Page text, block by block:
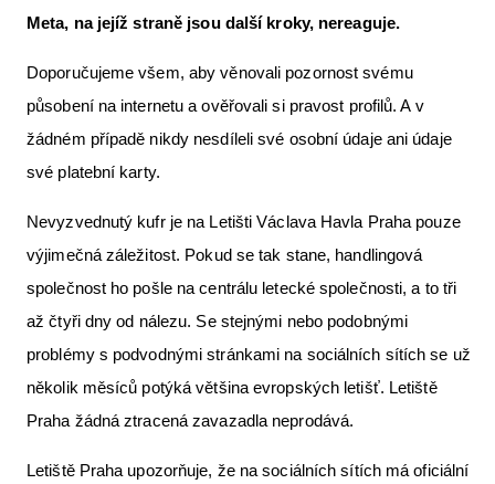
Meta, na jejíž straně jsou další kroky, nereaguje.
Doporučujeme všem, aby věnovali pozornost svému
působení na internetu a ověřovali si pravost profilů. A v
žádném případě nikdy nesdíleli své osobní údaje ani údaje
své platební karty.
Nevyzvednutý kufr je na Letišti Václava Havla Praha pouze
výjimečná záležitost. Pokud se tak stane, handlingová
společnost ho pošle na centrálu letecké společnosti, a to tři
až čtyři dny od nálezu. Se stejnými nebo podobnými
problémy s podvodnými stránkami na sociálních sítích se už
několik měsíců potýká většina evropských letišť. Letiště
Praha žádná ztracená zavazadla neprodává.
Letiště Praha upozorňuje, že na sociálních sítích má oficiální